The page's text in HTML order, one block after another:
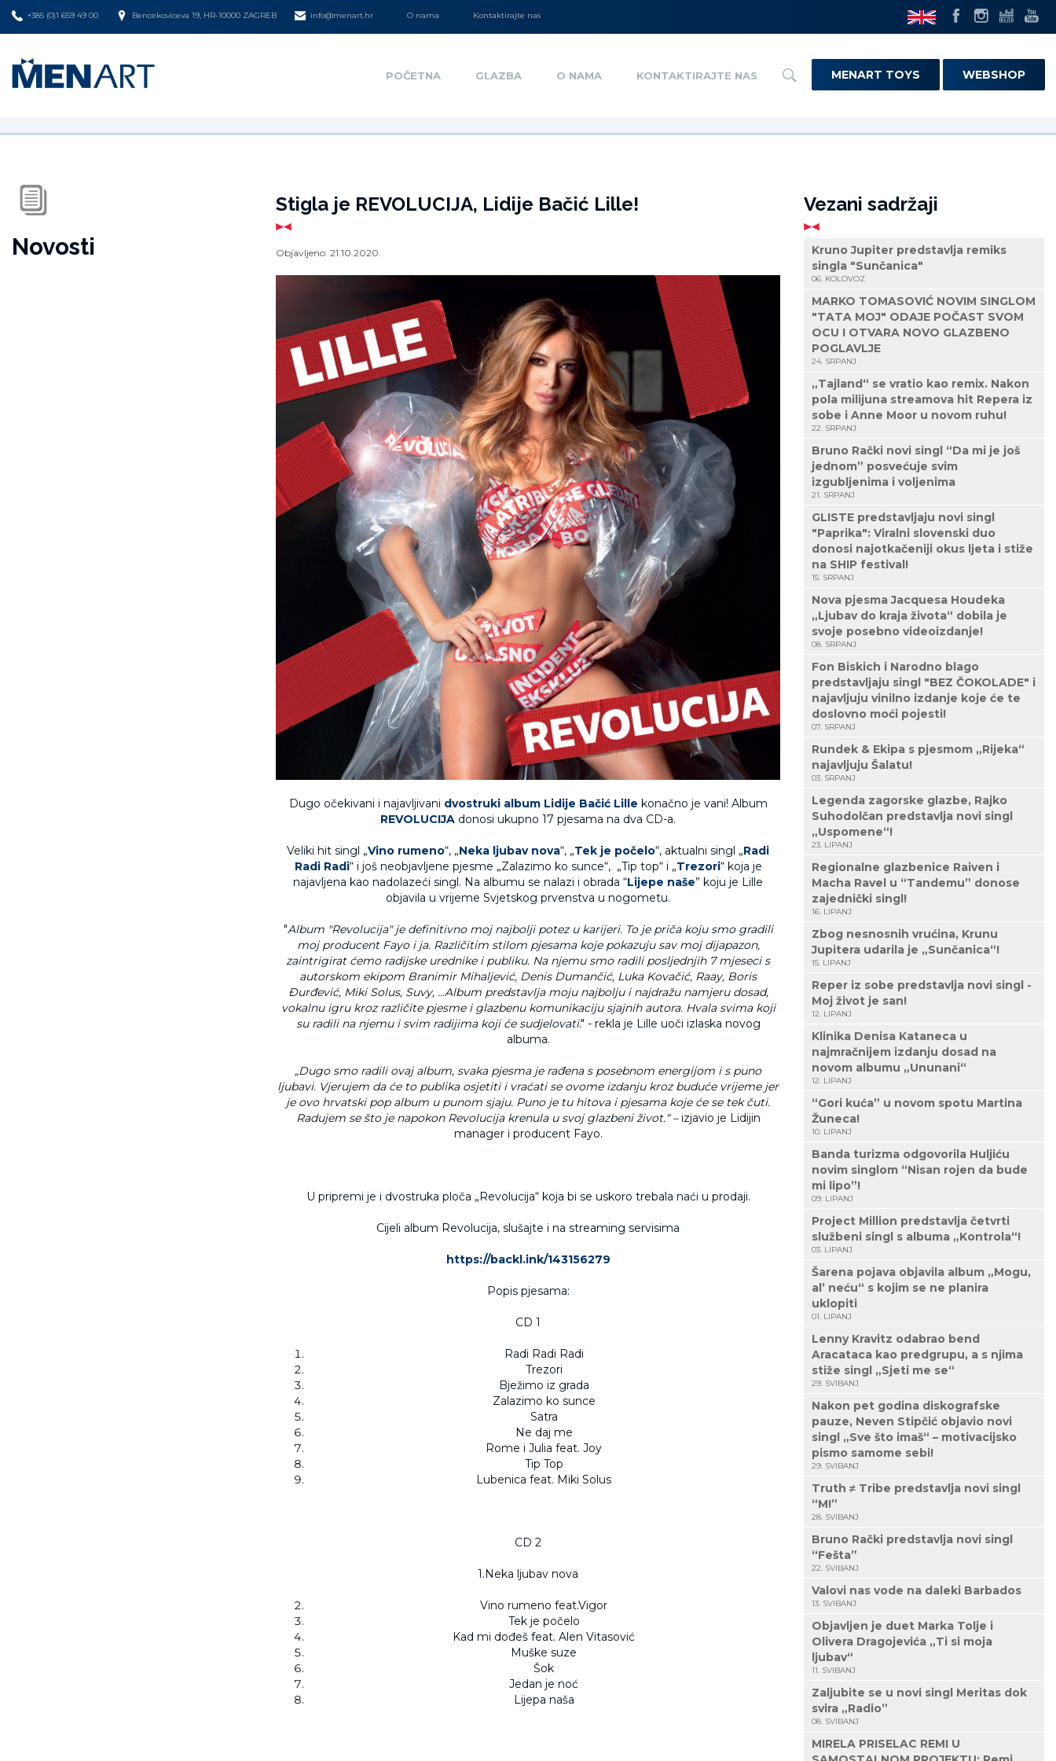
+385 (0)1 659 49 00 Bencekoviceva 19, HR-10000 ZAGREB info@menart.hr O nama Kontaktirajte nas
POČETNA GLAZBA O NAMA KONTAKTIRAJTE NAS MENART TOYS WEBSHOP
Novosti
Stigla je REVOLUCIJA, Lidije Bačić Lille!
Objavljeno: 21.10.2020.
Dugo očekivani i najavljivani dvostruki album Lidije Bačić Lille konačno je vani! Album
REVOLUCIJA donosi ukupno 17 pjesama na dva CD-a.
Veliki hit singl „Vino rumeno“, „Neka ljubav nova“, „Tek je počelo“, aktualni singl „Radi
Radi Radi“ i još neobjavljene pjesme „Zalazimo ko sunce“, „Tip top“ i „Trezori“ koja je
najavljena kao nadolazeći singl. Na albumu se nalazi i obrada “Lijepe naše” koju je Lille
objavila u vrijeme Svjetskog prvenstva u nogometu.
"Album "Revolucija" je definitivno moj najbolji potez u karijeri. To je priča koju smo gradili
moj producent Fayo i ja. Različitim stilom pjesama koje pokazuju sav moj dijapazon,
zaintrigirat ćemo radijske urednike i publiku. Na njemu smo radili posljednjih 7 mjeseci s
autorskom ekipom Branimir Mihaljević, Denis Dumančić, Luka Kovačić, Raay, Boris
Đurđević, Miki Solus, Suvy, ...Album predstavlja moju najbolju i najdražu namjeru dosad,
vokalnu igru kroz različite pjesme i glazbenu komunikaciju sjajnih autora. Hvala svima koji
su radili na njemu i svim radijima koji će sudjelovati." - rekla je Lille uoči izlaska novog
albuma.
„Dugo smo radili ovaj album, svaka pjesma je rađena s posebnom energijom i s puno
ljubavi. Vjerujem da će to publika osjetiti i vraćati se ovome izdanju kroz buduće vrijeme jer
je ovo hrvatski pop album u punom sjaju. Puno je tu hitova i pjesama koje će se tek čuti.
Radujem se što je napokon Revolucija krenula u svoj glazbeni život.“ –izjavio je Lidijin
manager i producent Fayo.
U pripremi je i dvostruka ploča „Revolucija“ koja bi se uskoro trebala naći u prodaji.
Cijeli album Revolucija, slušajte i na streaming servisima
https://backl.ink/143156279
Popis pjesama:
CD 1
Radi Radi Radi
Trezori
Bježimo iz grada
Zalazimo ko sunce
Satra
Ne daj me
Rome i Julia feat. Joy
Tip Top
Lubenica feat. Miki Solus
CD 2
1.Neka ljubav nova
Vino rumeno feat.Vigor
Tek je počelo
Kad mi dođeš feat. Alen Vitasović
Muške suze
Šok
Jedan je noć
Lijepa naša
Vezani sadržaji
Kruno Jupiter predstavlja remiks
singla "Sunčanica"
06. KOLOVOZ
MARKO TOMASOVIĆ NOVIM SINGLOM
"TATA MOJ" ODAJE POČAST SVOM
OCU I OTVARA NOVO GLAZBENO
POGLAVLJE
24. SRPANJ
„Tajland“ se vratio kao remix. Nakon
pola milijuna streamova hit Repera iz
sobe i Anne Moor u novom ruhu!
22. SRPANJ
Bruno Rački novi singl “Da mi je još
jednom” posvećuje svim
izgubljenima i voljenima
21. SRPANJ
GLISTE predstavljaju novi singl
"Paprika": Viralni slovenski duo
donosi najotkačeniji okus ljeta i stiže
na SHIP festival!
15. SRPANJ
Nova pjesma Jacquesa Houdeka
„Ljubav do kraja života“ dobila je
svoje posebno videoizdanje!
08. SRPANJ
Fon Biskich i Narodno blago
predstavljaju singl "BEZ ČOKOLADE" i
najavljuju vinilno izdanje koje će te
doslovno moći pojesti!
07. SRPANJ
Rundek & Ekipa s pjesmom „Rijeka“
najavljuju Šalatu!
03. SRPANJ
Legenda zagorske glazbe, Rajko
Suhodolčan predstavlja novi singl
„Uspomene“!
23. LIPANJ
Regionalne glazbenice Raiven i
Macha Ravel u “Tandemu” donose
zajednički singl!
16. LIPANJ
Zbog nesnosnih vrućina, Krunu
Jupitera udarila je „Sunčanica“!
15. LIPANJ
Reper iz sobe predstavlja novi singl -
Moj život je san!
12. LIPANJ
Klinika Denisa Kataneca u
najmračnijem izdanju dosad na
novom albumu „Ununani“
12. LIPANJ
“Gori kuća” u novom spotu Martina
Žuneca!
10. LIPANJ
Banda turizma odgovorila Huljiću
novim singlom “Nisan rojen da bude
mi lipo”!
09. LIPANJ
Project Million predstavlja četvrti
službeni singl s albuma „Kontrola“!
03. LIPANJ
Šarena pojava objavila album „Mogu,
al’ neću“ s kojim se ne planira
uklopiti
01. LIPANJ
Lenny Kravitz odabrao bend
Aracataca kao predgrupu, a s njima
stiže singl „Sjeti me se“
29. SVIBANJ
Nakon pet godina diskografske
pauze, Neven Stipčić objavio novi
singl „Sve što imaš“ – motivacijsko
pismo samome sebi!
29. SVIBANJ
Truth ≠ Tribe predstavlja novi singl
“M!”
28. SVIBANJ
Bruno Rački predstavlja novi singl
“Fešta”
22. SVIBANJ
Valovi nas vode na daleki Barbados
13. SVIBANJ
Objavljen je duet Marka Tolje i
Olivera Dragojevića „Ti si moja
ljubav“
11. SVIBANJ
Zaljubite se u novi singl Meritas dok
svira „Radio”
08. SVIBANJ
MIRELA PRISELAC REMI U